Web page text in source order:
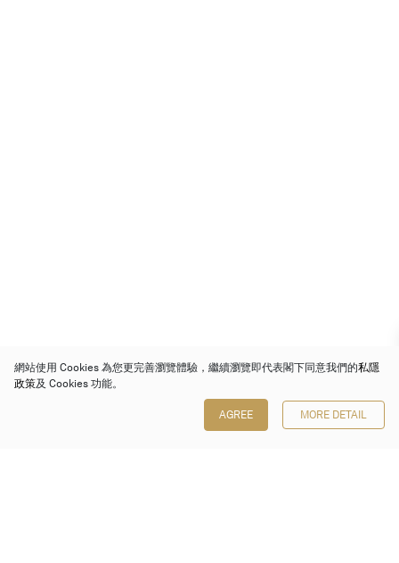
網站使用 Cookies 為您更完善瀏覽體驗，繼續瀏覽即代表閣下同意我們的私隱
政策及 Cookies 功能。
AGREE MORE DETAIL